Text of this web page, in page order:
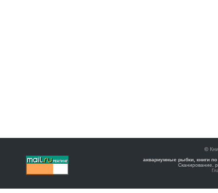
©
аквариумные рыбки, книги
Сканирование,